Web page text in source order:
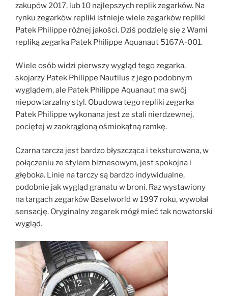
zakupów 2017, lub 10 najlepszych replik zegarków. Na
rynku zegarków repliki istnieje wiele zegarków repliki
Patek Philippe różnej jakości. Dziś podzielę się z Wami
repliką zegarka Patek Philippe Aquanaut 5167A-001.
Wiele osób widzi pierwszy wygląd tego zegarka,
skojarzy Patek Philippe Nautilus z jego podobnym
wyglądem, ale Patek Philippe Aquanaut ma swój
niepowtarzalny styl. Obudowa tego repliki zegarka
Patek Philippe wykonana jest ze stali nierdzewnej,
pociętej w zaokrągloną ośmiokątną ramkę.
Czarna tarcza jest bardzo błyszcząca i teksturowana, w
połączeniu ze stylem biznesowym, jest spokojna i
głęboka. Linie na tarczy są bardzo indywidualne,
podobnie jak wygląd granatu w broni. Raz wystawiony
na targach zegarków Baselworld w 1997 roku, wywołał
sensację. Oryginalny zegarek mógł mieć tak nowatorski
wygląd.